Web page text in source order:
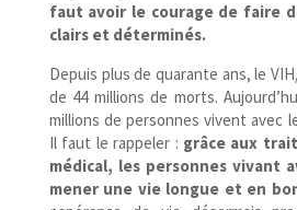
faut avoir le courage de faire
clairs et déterminés.
Depuis plus de quarante ans, le
de 44 millions de morts.
millions de personnes vivent avec
Il faut le rappeler : grâce aux
médical, les personnes vivant
mener une vie longue et en